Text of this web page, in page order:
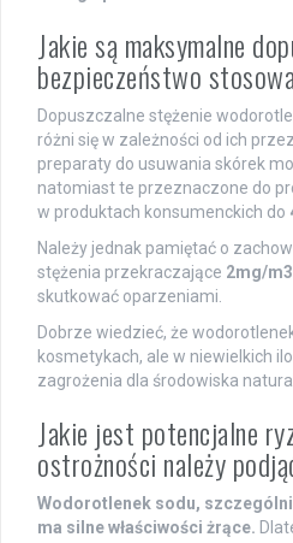
Jakie są maksymalne
bezpieczeństwo
Dopuszczalne stężenie
różni się w zależności od ich
preparaty do usuwania skórek
natomiast te przeznaczone do
w produktach konsumenckich do
Należy jednak pamiętać o
stężenia przekraczające 2mg/m3
skutkować oparzeniami.
Dobrze wiedzieć, że
kosmetykach, ale w niewielkich
zagrożenia dla środowiska
Jakie jest potencjalne
ostrożności należy
Wodorotlenek sodu,
ma silne właściwości żrące.